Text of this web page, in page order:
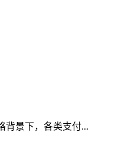
背景下，各类支付...